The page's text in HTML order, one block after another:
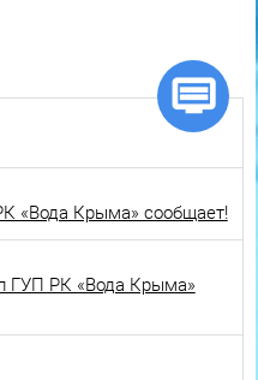
«Вода Крыма» сообщает!
ГУП РК «Вода Крыма»